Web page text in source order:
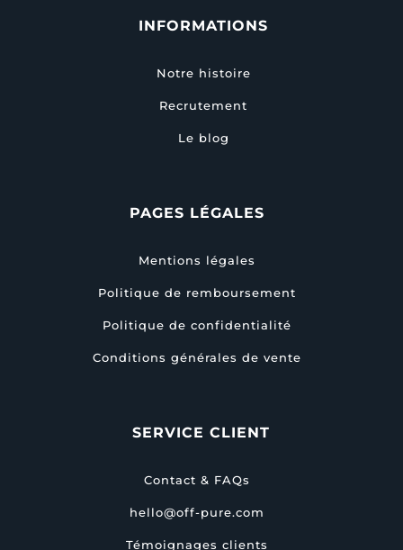
INFORMATIONS
Notre histoire
Recrutement
Le blog
PAGES LÉGALES
Mentions légales
Politique de remboursement
Politique de confidentialité
Conditions générales de vente
SERVICE CLIENT
Contact & FAQs
hello@off-pure.com
Témoignages clients